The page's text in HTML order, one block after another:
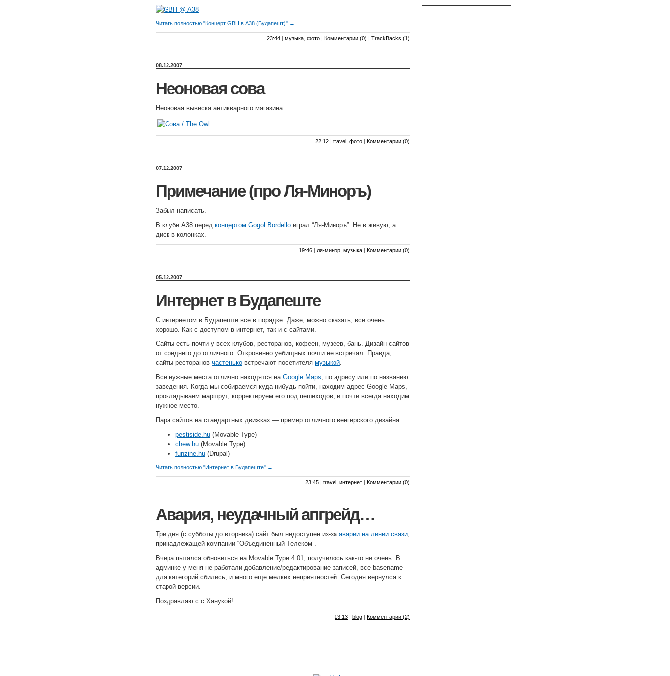
Читать полностью "Концерт GBH в A38 (Будапешт)" →
23:44 | музыка фото | Комментарии (0) | TrackBacks (1)
08.12.2007
Неоновая сова
Неоновая вывеска антикварного магазина.
22:12 | travel фото | Комментарии (0)
07.12.2007
Примечание (про Ля-Миноръ)
Забыл написать.
В клубе A38 перед концертом Gogol Bordello играл “Ля-Миноръ”. Не в живую, а
диск в колонках.
19:46 | ля-минор музыка | Комментарии (0)
05.12.2007
Интернет в Будапеште
С интернетом в Будапеште все в порядке. Даже, можно сказать, все очень
хорошо. Как с доступом в интернет, так и с сайтами.
Сайты есть почти у всех клубов, ресторанов, кофеен, музеев, бань. Дизайн сайтов
от среднего до отличного. Откровенно уебищных почти не встречал. Правда,
сайты ресторанов частенько встречают посетителя музыкой.
Все нужные места отлично находятся на Google Maps, по адресу или по названию
заведения. Когда мы собираемся куда-нибудь пойти, находим адрес Google Maps,
прокладываем маршрут, корректируем его под пешеходов, и почти всегда находим
нужное место.
Пара сайтов на стандартных движках — пример отличного венгерского дизайна.
pestiside.hu (Movable Type)
chew.hu (Movable Type)
funzine.hu (Drupal)
Читать полностью "Интернет в Будапеште" →
23:45 | travel интернет | Комментарии (0)
Авария, неудачный апгрейд…
Три дня (с субботы до вторника) сайт был недоступен из-за аварии на линии связи,
принадлежащей компании “Объединенный Телеком”.
Вчера пытался обновиться на Movable Type 4.01, получилось как-то не очень. В
админке у меня не работали добавление/редактирование записей, все basename
для категорий сбились, и много еще мелких неприятностей. Сегодня вернулся к
старой версии.
Поздравляю с с Ханукой!
13:13 | blog | Комментарии (2)